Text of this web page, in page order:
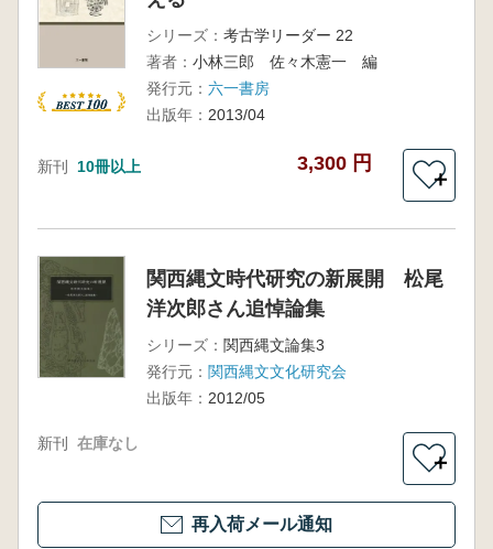
シリーズ： 考古学リーダー 22
著者： 小林三郎 佐々木憲一 編
発行元： 六一書房
出版年： 2013/04
新刊 10冊以上 3,300 円
＋
関西縄文時代研究の新展開 松尾
洋次郎さん追悼論集
シリーズ： 関西縄文論集3
発行元： 関西縄文文化研究会
出版年： 2012/05
新刊 在庫なし
＋
再入荷メール通知